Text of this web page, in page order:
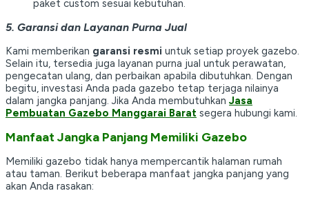
paket custom sesuai kebutuhan.
5. Garansi dan Layanan Purna Jual
Kami memberikan garansi resmi untuk setiap proyek gazebo.
Selain itu, tersedia juga layanan purna jual untuk perawatan,
pengecatan ulang, dan perbaikan apabila dibutuhkan. Dengan
begitu, investasi Anda pada gazebo tetap terjaga nilainya
dalam jangka panjang. Jika Anda membutuhkan Jasa
Pembuatan Gazebo Manggarai Barat segera hubungi kami.
Manfaat Jangka Panjang Memiliki Gazebo
Memiliki gazebo tidak hanya mempercantik halaman rumah
atau taman. Berikut beberapa manfaat jangka panjang yang
akan Anda rasakan: